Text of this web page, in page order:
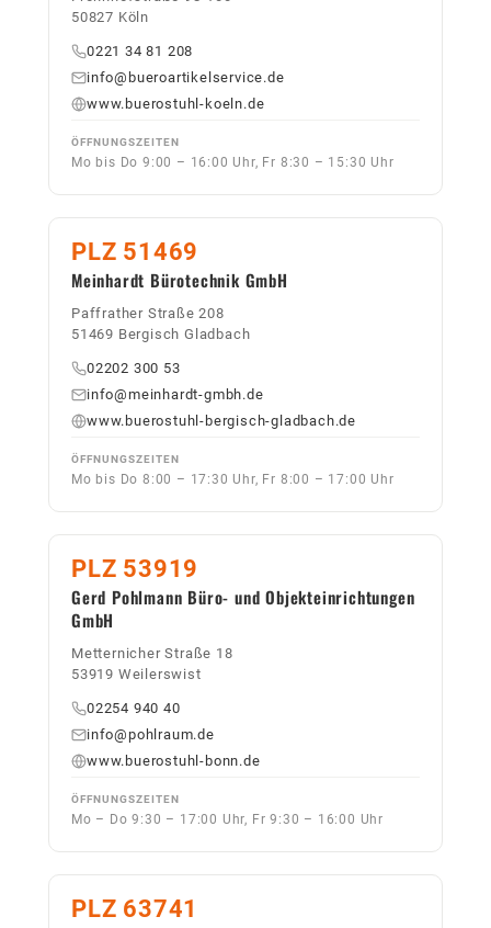
50827 Köln
0221 34 81 208
info@bueroartikelservice.de
www.buerostuhl-koeln.de
ÖFFNUNGSZEITEN
Mo bis Do 9:00 – 16:00 Uhr, Fr 8:30 – 15:30 Uhr
PLZ 51469
Meinhardt Bürotechnik GmbH
Paffrather Straße 208
51469 Bergisch Gladbach
02202 300 53
info@meinhardt-gmbh.de
www.buerostuhl-bergisch-gladbach.de
ÖFFNUNGSZEITEN
Mo bis Do 8:00 – 17:30 Uhr, Fr 8:00 – 17:00 Uhr
PLZ 53919
Gerd Pohlmann Büro- und Objekteinrichtungen
GmbH
Metternicher Straße 18
53919 Weilerswist
02254 940 40
info@pohlraum.de
www.buerostuhl-bonn.de
ÖFFNUNGSZEITEN
Mo – Do 9:30 – 17:00 Uhr, Fr 9:30 – 16:00 Uhr
PLZ 63741